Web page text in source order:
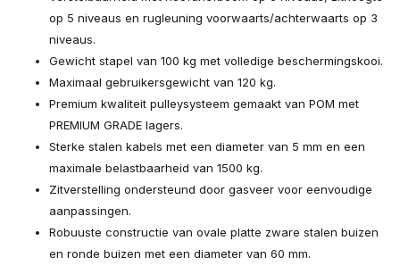
op 5 niveaus en rugleuning voorwaarts/achterwaarts op 3
niveaus.
Gewicht stapel van 100 kg met volledige beschermingskooi.
Maximaal gebruikersgewicht van 120 kg.
Premium kwaliteit pulleysysteem gemaakt van POM met
PREMIUM GRADE lagers.
Sterke stalen kabels met een diameter van 5 mm en een
maximale belastbaarheid van 1500 kg.
Zitverstelling ondersteund door gasveer voor eenvoudige
aanpassingen.
Robuuste constructie van ovale platte zware stalen buizen
en ronde buizen met een diameter van 60 mm.